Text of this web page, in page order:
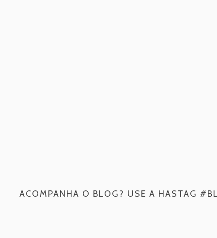
ACOMPANHA O BLOG? USE A HASTAG